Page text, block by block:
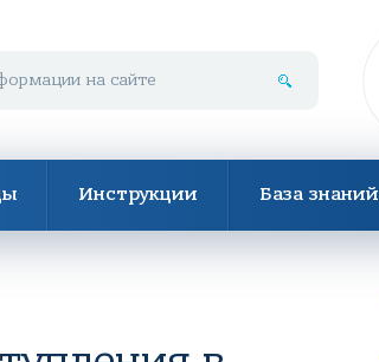
Инструкции База знаний